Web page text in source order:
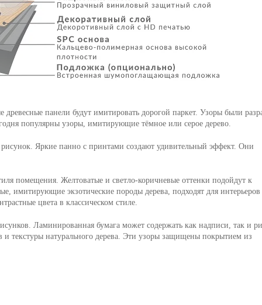
древесные панели будут имитировать дорогой паркет. Узоры были
популярны узоры, имитирующие тёмное или серое дерево.
Яркие панно с принтами создают удивительный эффект. Они
помещения. Желтоватые и светло-коричневые оттенки подойдут к
имитирующие экзотические породы дерева, подходят для интерьеров
цвета в классическом стиле.
Ламинированная бумага может содержать как надписи, так и
текстуры натурального дерева. Эти узоры защищены покрытием из